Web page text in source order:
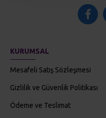
KURUMSAL
Mesafeli Satış Sözleşmesi
Gizlilik ve Güvenlik Politikası
Ödeme ve Teslimat